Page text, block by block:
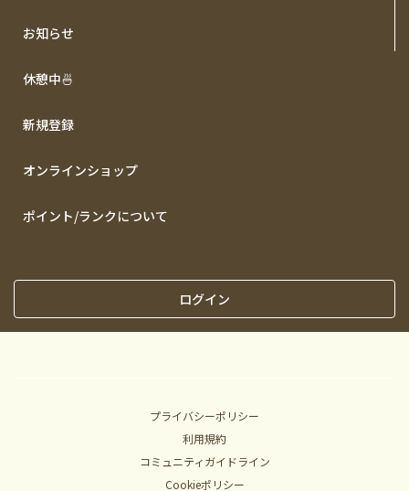
お知らせ
休憩中🍜
新規登録
オンラインショップ
ポイント/ランクについて
ログイン
プライバシーポリシー
利用規約
コミュニティガイドライン
Cookieポリシー